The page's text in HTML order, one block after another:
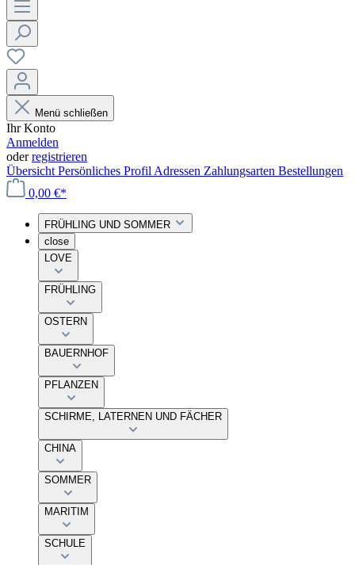
Menü schließen
Ihr Konto
Anmelden
oderregistrieren
Übersicht Persönliches Profil Adressen Zahlungsarten Bestellungen
0,00 €*
FRÜHLING UND SOMMER
close
LOVE
FRÜHLING
OSTERN
BAUERNHOF
PFLANZEN
SCHIRME, LATERNEN UND FÄCHER
CHINA
SOMMER
MARITIM
SCHULE